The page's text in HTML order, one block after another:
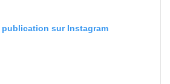
publication sur Instagram